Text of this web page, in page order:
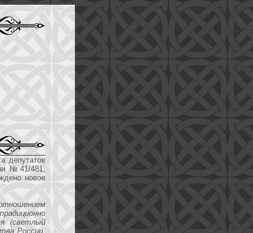
депутатов
№41/481,
новое
(светлый
России.